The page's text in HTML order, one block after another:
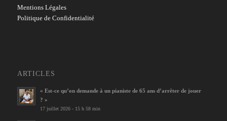
Mentions Légales
Politique de Confidentialité
ARTICLES
« Est-ce qu’on demande à un pianiste de 65 ans d’arrêter de jouer
? »
17 juillet 2026 - 15 h 58 min